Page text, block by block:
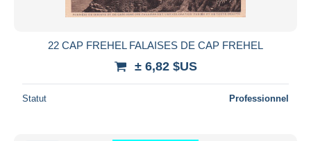
22 CAP FREHEL FALAISES DE CAP FREHEL
± 6,82 $US
Statut Professionnel